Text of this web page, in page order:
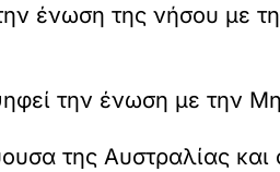
ένωση της νήσου με
την ένωση με την
της Αυστραλίας και